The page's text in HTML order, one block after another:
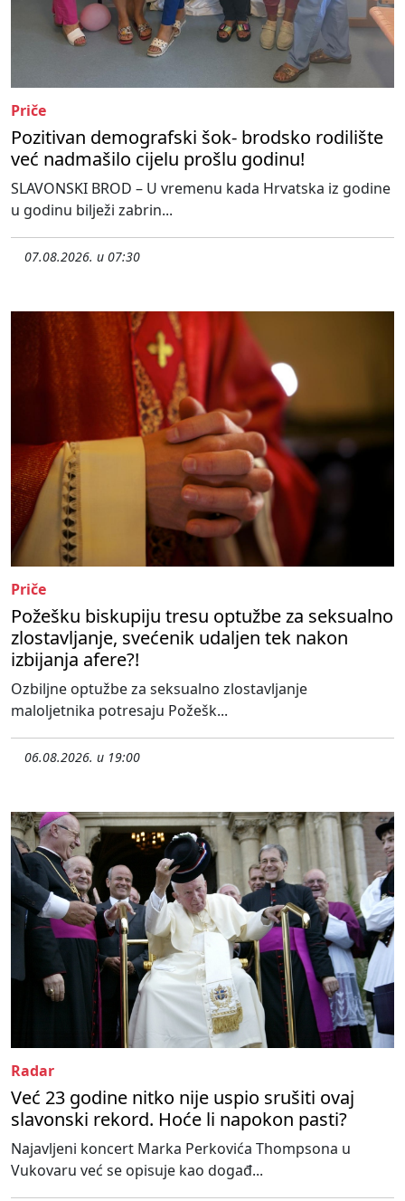
Priče
Pozitivan demografski šok- brodsko rodilište
već nadmašilo cijelu prošlu godinu!
SLAVONSKI BROD – U vremenu kada Hrvatska iz godine
u godinu bilježi zabrin...
07.08.2026. u 07:30
Priče
Požešku biskupiju tresu optužbe za seksualno
zlostavljanje, svećenik udaljen tek nakon
izbijanja afere?!
Ozbiljne optužbe za seksualno zlostavljanje
maloljetnika potresaju Požešk...
06.08.2026. u 19:00
Radar
Već 23 godine nitko nije uspio srušiti ovaj
slavonski rekord. Hoće li napokon pasti?
Najavljeni koncert Marka Perkovića Thompsona u
Vukovaru već se opisuje kao događ...